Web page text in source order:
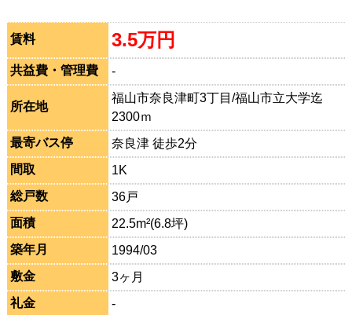
賃料 3.5万円
共益費・管理費 -
所在地
福山市奈良津町3丁目/福山市立大学迄
2300ｍ
最寄バス停
奈良津 徒歩2分
間取
1K
総戸数
36戸
面積
22.5m²(6.8坪)
築年月
1994/03
敷金
3ヶ月
礼金
-